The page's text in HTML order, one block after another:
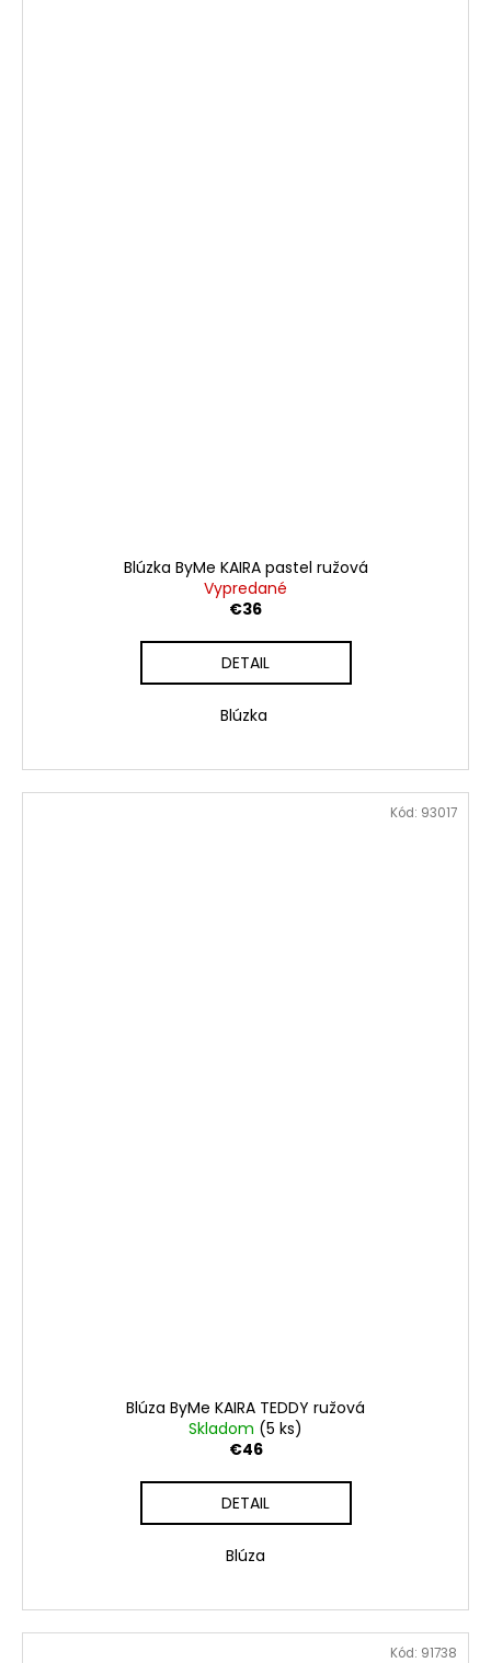
Blúzka ByMe KAIRA pastel ružová
Vypredané
€36
DETAIL
Blúzka
Blúza ByMe KAIRA TEDDY ružová
Skladom (5 ks)
€46
DETAIL
Blúza
Kód: 93017
Kód: 91738